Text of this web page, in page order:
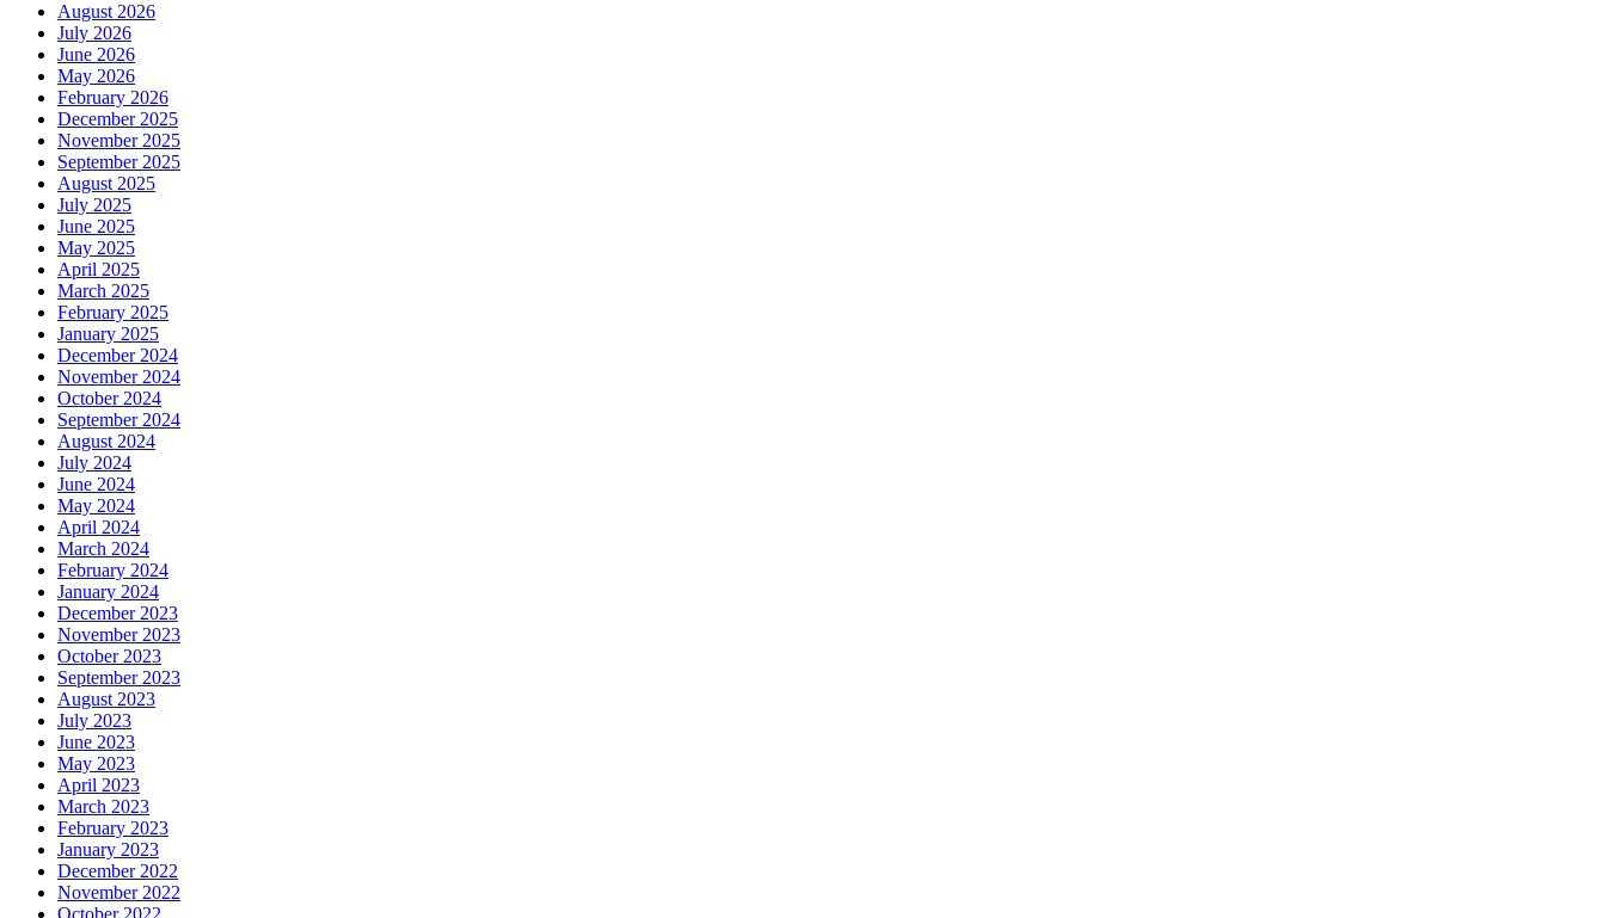
August 2026
July 2026
June 2026
May 2026
February 2026
December 2025
November 2025
September 2025
August 2025
July 2025
June 2025
May 2025
April 2025
March 2025
February 2025
January 2025
December 2024
November 2024
October 2024
September 2024
August 2024
July 2024
June 2024
May 2024
April 2024
March 2024
February 2024
January 2024
December 2023
November 2023
October 2023
September 2023
August 2023
July 2023
June 2023
May 2023
April 2023
March 2023
February 2023
January 2023
December 2022
November 2022